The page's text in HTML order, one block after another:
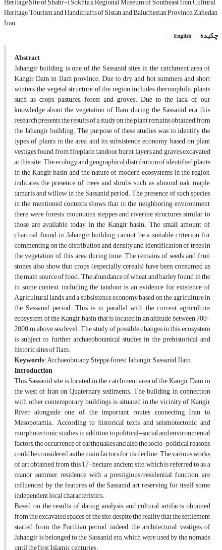
Heritage, Tourism and Handicrafts of Sistan and Baluchestan Province, Zahedan,
Iran
چکیده
English
Abstract
Jahangir building is one of the Sassanid sites in the catchment area of
Kangir Dam in Ilam province. Due to dry and hot summers and short
winters, the vegetal structure of the region includes thermophilic plants
such as crops, pastures, forest and groves. Due to the lack of our
knowledge about the vegetation of Ilam during the Sassanid era, this
research presents the results of a study on the plant remains obtained from
the Jahangir building. The purpose of these studies was to identify the
types of plants in the area and its subsistence economy based on plant
vestiges found from fireplace, tandoor, burnt layers and graves excavated
at this site. The ecology and geographical distribution of identified plants
in the Kangir basin and the nature of modern ecosystems in the region,
indicates the presence of trees and shrubs such as almond, oak, maple,
tamaris and willow in the Sassanid period. The presence of such species
in the mentioned contexts shows that in the neighboring environment,
there were forests, mountains, steppes and riverine structures similar to
those are available today in the Kangir basin. The small amount of
charcoal found in Jahangir building cannot be a suitable criterion for
commenting on the distribution and density and identification of trees in
the vegetation of this area during time. The remains of seeds and fruit
stones also show that crops (especially cereals) have been consumed as
the main source of food. The abundance of wheat and barley found in the
in some context including the tandoor is an evidence for existence of
Agricultural lands and a subsistence economy based on the agriculture in
the Sassanid period. This is in parallel with the current agriculture
ecosystem of the Kangir, basin that is located in an altitude between 700-
2000 m above sea level. The study of possible changes in this ecosystem
is subject to further archaeobotanical studies in the prehistorical and
historic sites of Ilam.
Keywords: Archaeobotany, Steppe forest, Jahangir, Sassanid, Ilam.
Introduction
This Sassanid site is located in the catchment area of the Kangir Dam in
the west of Iran on Quaternary sediments. The building, in connection
with other contemporary buildings, is situated in the vicinity of Kangir
River alongside one of the important routes connecting Iran to
Mesopotamia. According to historical texts and seismotectonic and
morphotectonic studies, in addition to political-social and environmental
factors, the occurrence of earthquakes and also the socio-political reasons
could be considered as the main factors for its decline. The various works
of art obtained from this 17-hectare ancient site, which is referred to as a
manor summer residence with a prestigious/residential function, are
influenced by the features of the Sassanid art reserving for itself some
independent local characteristics.
Based on the results of dating analysis and cultural artifacts obtained
from the excavated spaces of the site, despite the reality that the settlement
started from the Parthian period, indeed, the architectural vestiges of
Jahangir is belonged to the Sassanid era, which were used by the nomads